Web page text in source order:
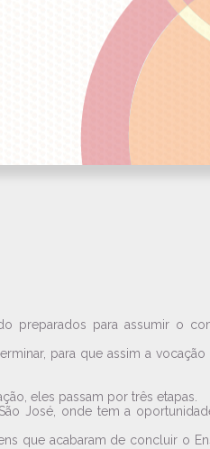
preparados para assumir o
para que assim a
eles passam por três etapas.
José, onde tem a
que acabaram de concluir o